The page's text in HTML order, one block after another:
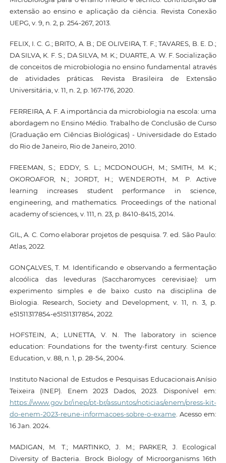
extensão ao ensino e aplicação da ciência. Revista Conexão
UEPG, v. 9, n. 2, p. 254-267, 2013.
FELIX, I. C. G.; BRITO, A. B.; DE OLIVEIRA, T. F.; TAVARES, B. E. D.;
DA SILVA, K. F. S.; DA SILVA, M. K.; DUARTE, A. W. F. Socialização
de conceitos de microbiologia no ensino fundamental através
de atividades práticas. Revista Brasileira de Extensão
Universitária, v. 11, n. 2, p. 167-176, 2020.
FERREIRA, A. F. A importância da microbiologia na escola: uma
abordagem no Ensino Médio. Trabalho de Conclusão de Curso
(Graduação em Ciências Biológicas) - Universidade do Estado
do Rio de Janeiro, Rio de Janeiro, 2010.
FREEMAN, S.; EDDY, S. L.; MCDONOUGH, M.; SMITH, M. K.;
OKOROAFOR, N.; JORDT, H.; WENDEROTH, M. P. Active
learning increases student performance in science,
engineering, and mathematics. Proceedings of the national
academy of sciences, v. 111, n. 23, p. 8410-8415, 2014.
GIL, A. C. Como elaborar projetos de pesquisa. 7. ed. São Paulo:
Atlas, 2022.
GONÇALVES, T. M. Identificando e observando a fermentação
alcoólica das leveduras (Saccharomyces cerevisiae): um
experimento simples e de baixo custo na disciplina de
Biologia. Research, Society and Development, v. 11, n. 3, p.
e51511317854-e51511317854, 2022.
HOFSTEIN, A.; LUNETTA, V. N. The laboratory in science
education: Foundations for the twenty-first century. Science
Education, v. 88, n. 1, p. 28-54, 2004.
Instituto Nacional de Estudos e Pesquisas Educacionais Anísio
Teixeira (INEP). Enem 2023 Dados, 2023. Disponível em:
https://www.gov.br/inep/pt-br/assuntos/noticias/enem/press-kit-
do-enem-2023-reune-informacoes-sobre-o-exame. Acesso em:
16 Jan. 2024.
MADIGAN, M. T.; MARTINKO, J. M.; PARKER, J. Ecological
Diversity of Bacteria. Brock Biology of Microorganisms 16th